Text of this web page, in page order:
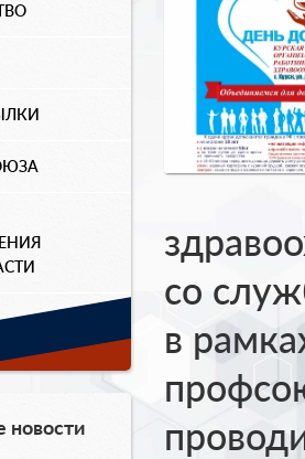
новости
со
в